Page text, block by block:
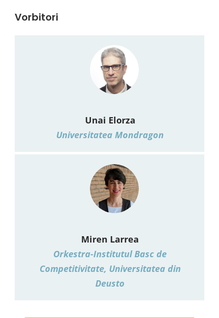
Vorbitori
Unai Elorza
Universitatea Mondragon
Miren Larrea
Orkestra-Institutul Basc de
Competitivitate, Universitatea din
Deusto